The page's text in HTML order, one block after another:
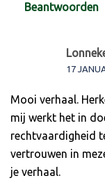
Beantwoorden
17
Mooi verhaal.
mij werkt het in
rechtvaardigheid
vertrouwen in
je verhaal.